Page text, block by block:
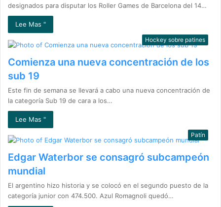
designados para disputar los Roller Games de Barcelona del 14…
Lee Mas "
Hockey sobre patines
Comienza una nueva concentración de los
sub 19
Este fin de semana se llevará a cabo una nueva concentración de
la categoría Sub 19 de cara a los…
Lee Mas "
Patín
Edgar Waterbor se consagró subcampeón
mundial
El argentino hizo historia y se colocó en el segundo puesto de la
categoría junior con 474.500. Azul Romagnoli quedó…